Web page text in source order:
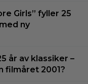
Girls” fyller 25
ny
år av klassiker –
filmåret 2001?